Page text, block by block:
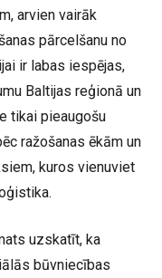
arvien vairāk
pārcelšanu no
ir labas iespējas,
Baltijas reģionā un
tikai pieaugošu
ražošanas ēkām un
kuros vienuviet
uzskatīt, ka
būvniecības